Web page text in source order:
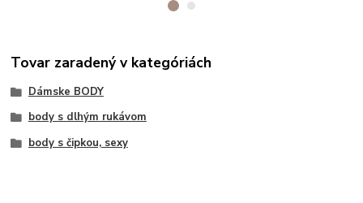
Tovar zaradený v kategóriách
Dámske BODY
body s dlhým rukávom
body s čipkou, sexy